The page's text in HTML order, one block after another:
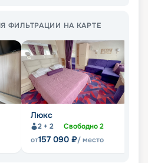
ФИЛЬТРАЦИИ НА КАРТЕ
Люкс
2 + 2 Свободно2
от157 090 ₽/ место